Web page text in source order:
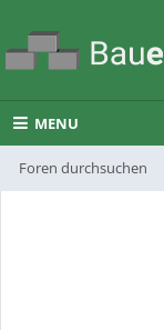
MENU
Foren durchsuchen